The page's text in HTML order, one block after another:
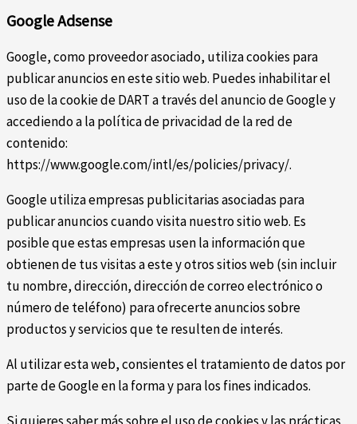
Google Adsense
Google, como proveedor asociado, utiliza cookies para
publicar anuncios en este sitio web. Puedes inhabilitar el
uso de la cookie de DART a través del anuncio de Google y
accediendo a la política de privacidad de la red de
contenido:
https://www.google.com/intl/es/policies/privacy/.
Google utiliza empresas publicitarias asociadas para
publicar anuncios cuando visita nuestro sitio web. Es
posible que estas empresas usen la información que
obtienen de tus visitas a este y otros sitios web (sin incluir
tu nombre, dirección, dirección de correo electrónico o
número de teléfono) para ofrecerte anuncios sobre
productos y servicios que te resulten de interés.
Al utilizar esta web, consientes el tratamiento de datos por
parte de Google en la forma y para los fines indicados.